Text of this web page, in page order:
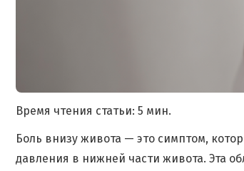
Время чтения статьи: 5 мин.
Боль внизу живота — это симптом,
давления в нижней части живота. Эта